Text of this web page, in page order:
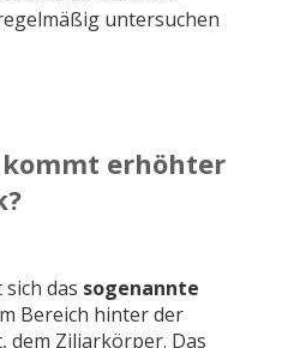
untersuchen
kommt erhöhter
das sogenannte
Bereich hinter der
dem Ziliarkörper. Das